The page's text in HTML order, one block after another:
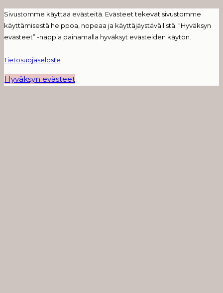
Sivustomme käyttää evästeitä. Evästeet tekevät sivustomme
käyttämisestä helppoa, nopeaa ja käyttäjäystävällistä. “Hyväksyn
evästeet” -nappia painamalla hyväksyt evästeiden käytön.
Tietosuojaseloste
Hyväksyn evästeet